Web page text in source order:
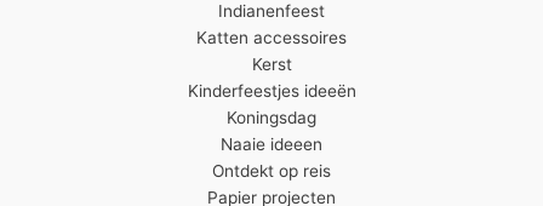
Indianenfeest
Katten accessoires
Kerst
Kinderfeestjes ideeën
Koningsdag
Naaie ideeen
Ontdekt op reis
Papier projecten